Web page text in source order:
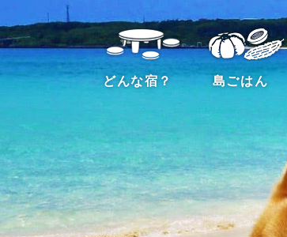
どんな宿？ 島ごはん